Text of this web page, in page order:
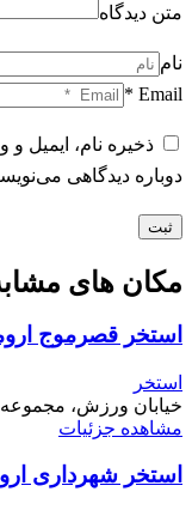
متن دیدگاه
نام
Email *
ذخیره نام، ایمیل
دوباره دیدگاهی
ثبت
مکان های
استخر قصرموج
استخر
خیابان ورزش،
مشاهده جزئیات
استخر شهرداری